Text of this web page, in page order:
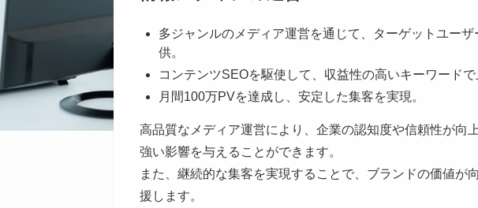
多ジャンルのメディア運営を通じて、ターゲットユー
供。
コンテンツSEOを駆使して、収益性の高いキーワードで
月間100万PVを達成し、安定した集客を実現。
高品質なメディア運営により、企業の認知度や信頼性が向
強い影響を与えることができます。
また、継続的な集客を実現することで、ブランドの価値が
援します。